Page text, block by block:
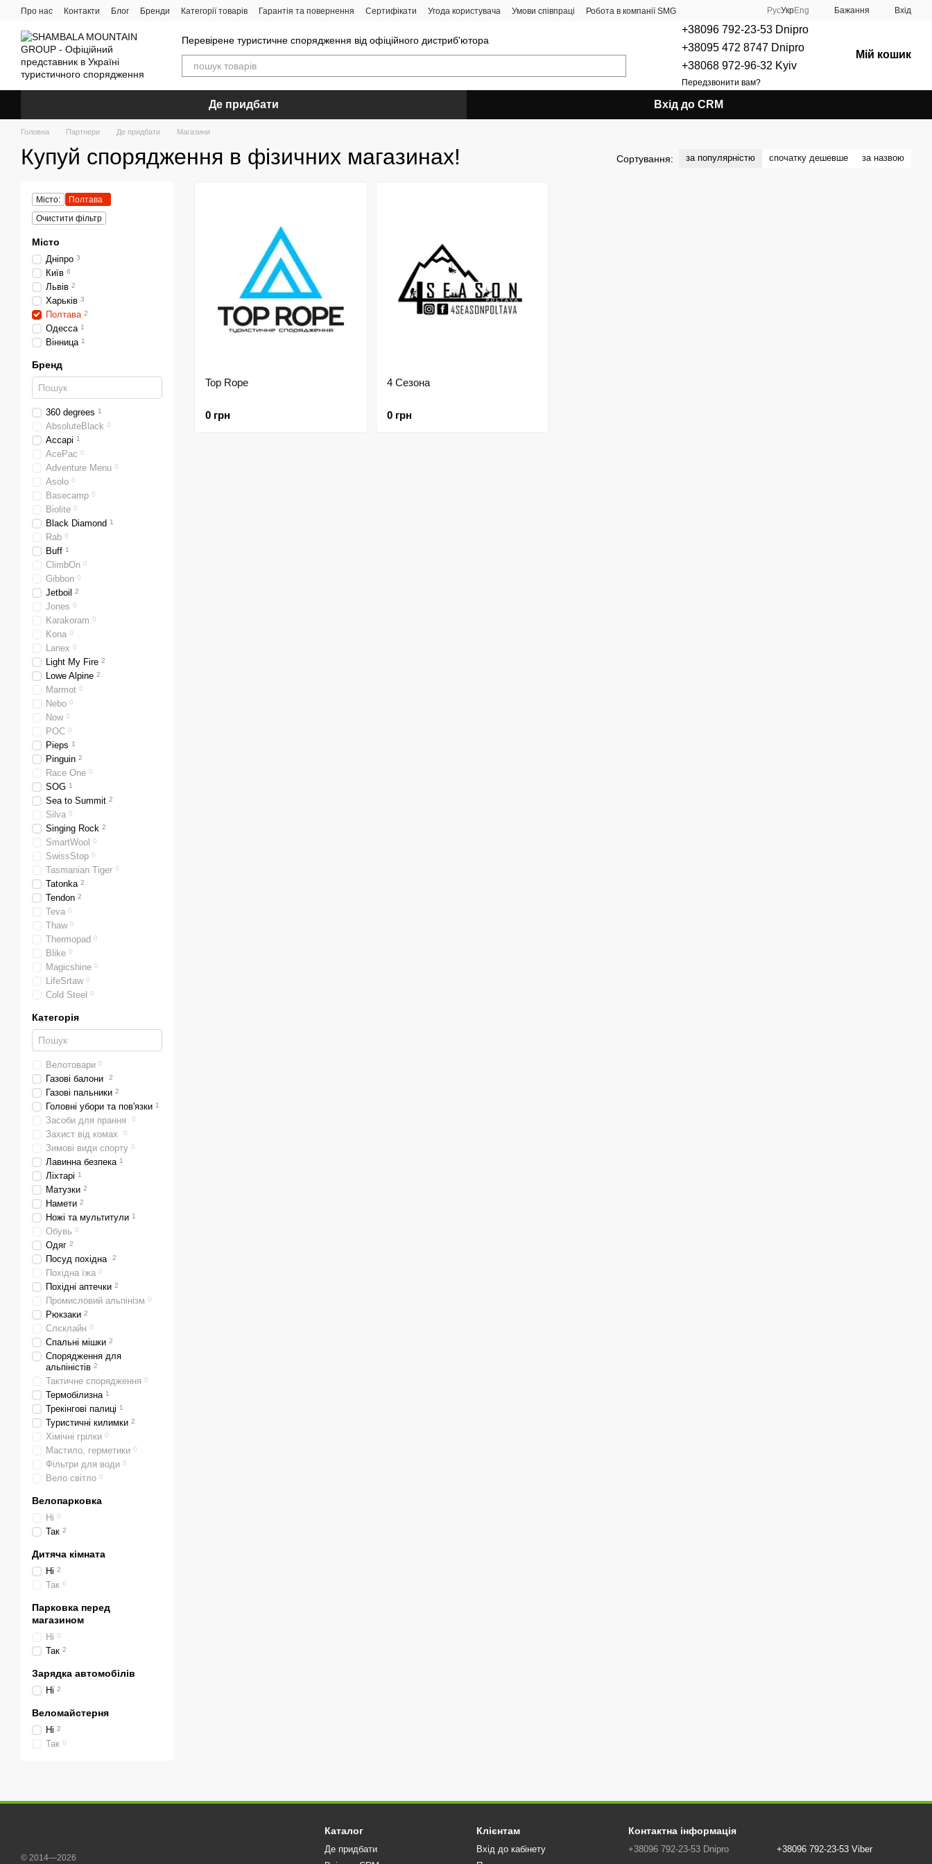
Перейти до основного контенту
Про нас Контакти Блог Бренди Категорії товарів Гарантія та повернення Сертифікати Угода користувача Умови співпраці
Робота в компанії SMG
РусУкрEng Бажання Вхід
Перевірене туристичне спорядження від офіційного дистриб'ютора
+38096 792-23-53 Dnipro
+38095 472 8747 Dnipro
+38068 972-96-32 Kyiv
Передзвонити вам?
Мій кошик
Де придбати Вхід до CRM
Головна Партнери Де придбати Магазини
Купуй спорядження в фізичних магазинах! Сортування: за популярністю спочатку дешевше за назвою
Top Rope
0 грн
4 Сезона
0 грн
Місто:
Полтава
Очистити фільтр
Місто
Дніпро 3
Київ 6
Львів 2
Харьків 3
Полтава 2
Одесса 1
Вінница 1
Бренд
360 degrees 1
AbsoluteBlack 0
Accapi 1
AcePac 0
Adventure Menu 0
Asolo 0
Basecamp 0
Biolite 0
Black Diamond 1
Rab 0
Buff 1
ClimbOn 0
Gibbon 0
Jetboil 2
Jones 0
Karakoram 0
Kona 0
Lanex 0
Light My Fire 2
Lowe Alpine 2
Marmot 0
Nebo 0
Now 0
POC 0
Pieps 1
Pinguin 2
Race One 0
SOG 1
Sea to Summit 2
Silva 0
Singing Rock 2
SmartWool 0
SwissStop 0
Tasmanian Tiger 0
Tatonka 2
Tendon 2
Teva 0
Thaw 0
Thermopad 0
Blike 0
Magicshine 0
LifeSrtaw 0
Cold Steel 0
Категорія
Велотовари 0
Газові балони 2
Газові пальники 2
Головні убори та пов'язки 1
Засоби для прання 0
Захист від комах 0
Зимові види спорту 0
Лавинна безпека 1
Ліхтарі 1
Матузки 2
Намети 2
Ножі та мультитули 1
Обувь 0
Одяг 2
Посуд похідна 2
Похідна їжа 0
Похідні аптечки 2
Промисловий альпінізм 0
Рюкзаки 2
Слєклайн 0
Спальні мішки 2
Спорядження для
альпіністів 2
Тактичне спорядження 0
Термобілизна 1
Трекінгові палиці 1
Туристичні килимки 2
Хімічні грілки 0
Мастило, герметики 0
Фільтри для води 0
Вело світло 0
Велопарковка
Ні 0
Так 2
Дитяча кімната
Ні 2
Так 0
Парковка перед
магазином
Ні 0
Так 2
Зарядка автомобілів
Ні 2
Веломайстерня
Ні 2
Так 0
© 2014—2026
Каталог
Де придбати
Клієнтам
Вхід до кабінету
Контактна інформація
+38096 792-23-53 Dnipro
+38096 792-23-53 Viber